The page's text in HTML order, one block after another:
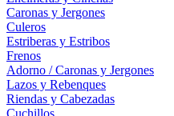
Caronas y Jergones
Culeros
Estriberas y Estribos
Frenos
Adorno / Caronas y Jergones
Lazos y Rebenques
Riendas y Cabezadas
Cuchillos